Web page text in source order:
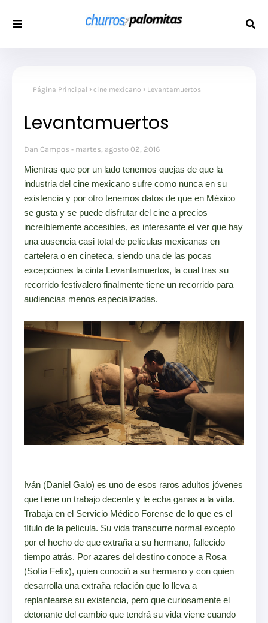
Página Principal cine mexicano Levantamuertos
Levantamuertos
Dan Campos martes, agosto 02, 2016
Mientras que por un lado tenemos quejas de que la
industria del cine mexicano sufre como nunca en su
existencia y por otro tenemos datos de que en México
se gusta y se puede disfrutar del cine a precios
increíblemente accesibles, es interesante el ver que hay
una ausencia casi total de películas mexicanas en
cartelera o en cineteca, siendo una de las pocas
excepciones la cinta Levantamuertos, la cual tras su
recorrido festivalero finalmente tiene un recorrido para
audiencias menos especializadas.
Iván (Daniel Galo) es uno de esos raros adultos jóvenes
que tiene un trabajo decente y le echa ganas a la vida.
Trabaja en el Servicio Médico Forense de lo que es el
título de la película. Su vida transcurre normal excepto
por el hecho de que extraña a su hermano, fallecido
tiempo atrás. Por azares del destino conoce a Rosa
(Sofía Felíx), quien conoció a su hermano y con quien
desarrolla una extraña relación que lo lleva a
replantearse su existencia, pero que curiosamente el
detonante del cambio que tendrá su vida viene cuando